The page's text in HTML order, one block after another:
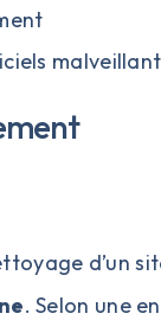
d’un
. Selon une